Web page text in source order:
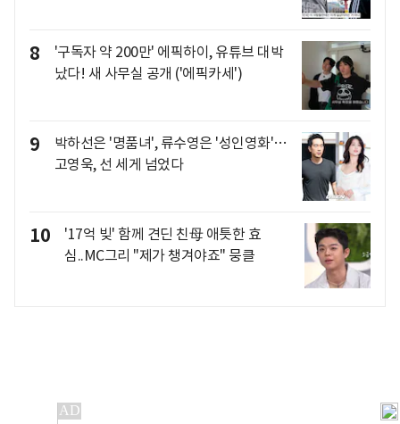
8
'구독자 약 200만' 에픽하이, 유튜브 대박
났다! 새 사무실 공개 ('에픽카세')
9
박하선은 '명품녀', 류수영은 '성인영화'…
고영욱, 선 세게 넘었다
10
'17억 빚' 함께 견딘 친母 애틋한 효
심..MC그리 "제가 챙겨야죠" 뭉클